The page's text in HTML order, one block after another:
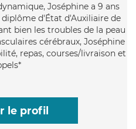
Joséphine a 9 ans
d'État d'Auxiliaire de
bien les troubles de la peau
cérébraux, Joséphine
repas, courses/livraison et
le profil